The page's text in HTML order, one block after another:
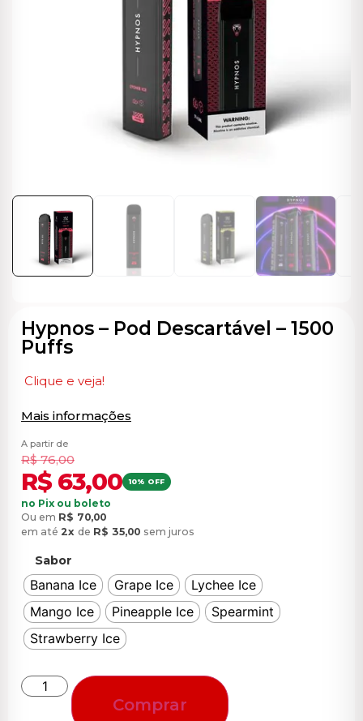
Hypnos – Pod Descartável – 1500
Puffs
Clique e veja!
Mais informações
A partir de
R$76,00
R$63,00 10% OFF
no Pix ou boleto
Ou em R$ 70,00
em até 2x de R$ 35,00 sem juros
Sabor
Banana Ice Grape Ice
Lychee Ice
Mango Ice
Pineapple Ice
Spearmint
Strawberry Ice
Comprar